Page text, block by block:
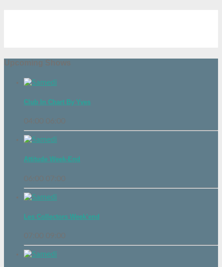
Upcoming Shows
Club In Chart By Yves
04:00 06:00
Attitude Week-End
06:00 07:00
Les Collectors Week’end
07:00 09:00